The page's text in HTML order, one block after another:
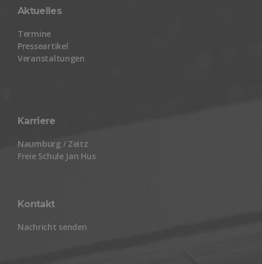
Aktuelles
Termine
Presseartikel
Veranstaltungen
Karriere
Naumburg / Zeitz
Freie Schule Jan Hus
Kontakt
Nachricht senden